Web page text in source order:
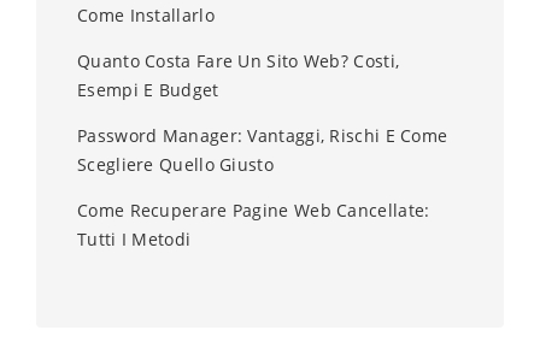
Come Installarlo
Quanto Costa Fare Un Sito Web? Costi,
Esempi E Budget
Password Manager: Vantaggi, Rischi E Come
Scegliere Quello Giusto
Come Recuperare Pagine Web Cancellate:
Tutti I Metodi